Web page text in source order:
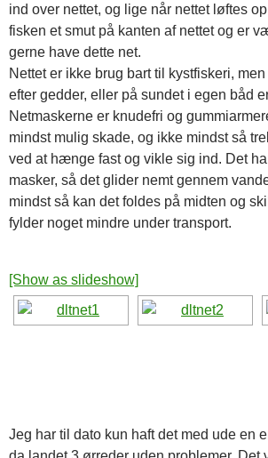
ind over nettet, og lige når nettet løftes
fisken et smut på kanten af nettet og er
gerne have dette net.
Nettet er ikke brug bart til kystfiskeri,
efter gedder, eller på sundet i egen båd
Netmaskerne er knudefri og
mindst mulig skade, og ikke mindst så
ved at hænge fast og vikle sig ind. Det
masker, så det glider nemt gennem
mindst så kan det foldes på midten og
fylder noget mindre under transport.
[Show as slideshow]
Jeg har til dato kun haft det med ude en